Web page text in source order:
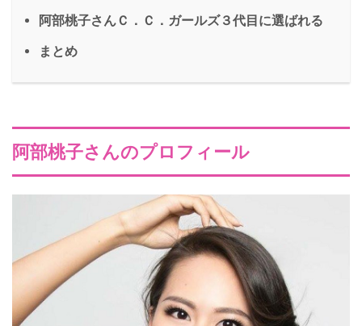
阿部桃子さんＣ．Ｃ．ガールズ３代目に選ばれる
まとめ
阿部桃子さんのプロフィール